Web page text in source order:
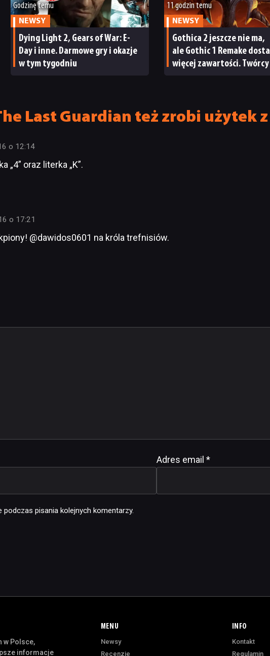
Godzinę temu
NEWSY
Dying Light 2, Gears of War: E-
Day i inne. Darmowe gry i okazje
w tym tygodniu
11 godzin temu
NEWSY
Gothica 2 jeszcze nie ma,
ale Gothic 1 Remake
więcej zawartości. Twórcy
Last Guardian też zrobi użytek z
o 12:14
oraz literka „K”.
o 17:21
@dawidos0601 na króla trefnisiów.
Adres email *
pisania kolejnych komentarzy.
w Polsce,
informacje
MENU
Newsy
Recenzje
INFO
Kontakt
Regulamin